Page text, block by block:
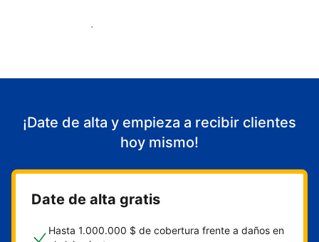
Empieza a recibir clientes
¡Date de alta y empieza a recibir clientes
hoy mismo!
Date de alta gratis
Hasta 1.000.000 $ de cobertura frente a daños en